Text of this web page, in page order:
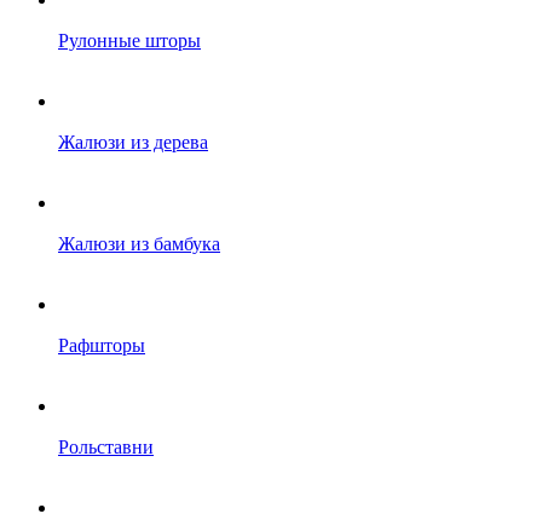
Рулонные шторы
Жалюзи из дерева
Жалюзи из бамбука
Рафшторы
Рольставни